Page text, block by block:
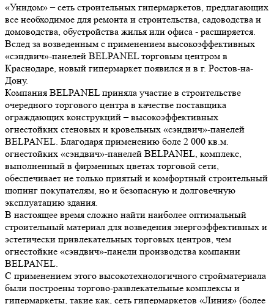
«Унидом» – сеть строительных гипермаркетов, предлагающих
все необходимое для ремонта и строительства, садоводства и
домоводства, обустройства жилья или офиса - расширяется.
Вслед за возведенным с применением высокоэффективных
«сэндвич»-панелей BELPANEL торговым центром в
Краснодаре, новый гипермаркет появился и в г. Ростов-на-
Дону.
Компания BELPANEL приняла участие в строительстве
очередного торгового центра в качестве поставщика
ограждающих конструкций – высокоэффективных
огнестойких стеновых и кровельных «сэндвич»-панелей
BELPANEL. Благодаря применению боле 2 000 кв.м.
огнестойких «сэндвич»-панелей BELPANEL, комплекс,
выполненный в фирменных цветах торговой сети,
обеспечивает не только приятый и комфортный строительный
шопинг покупателям, но и безопасную и долговечную
эксплуатацию здания.
В настоящее время сложно найти наиболее оптимальный
строительный материал для возведения энергоэффективных и
эстетически привлекательных торговых центров, чем
огнестойкие «сэндвич»-панели производства компании
BELPANEL.
С применением этого высокотехнологичного стройматериала
были построены торгово-развлекательные комплексы и
гипермаркеты, такие как, сеть гипермаркетов «Линия» (более